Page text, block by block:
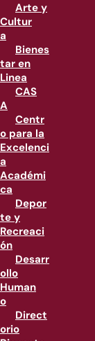
Arte y
Cultur
a
Bienes
tar en
Linea
CAS
A
Centr
o para la
Excelenci
a
Académi
ca
Depor
te y
Recreaci
ón
Desarr
ollo
Human
o
Direct
orio